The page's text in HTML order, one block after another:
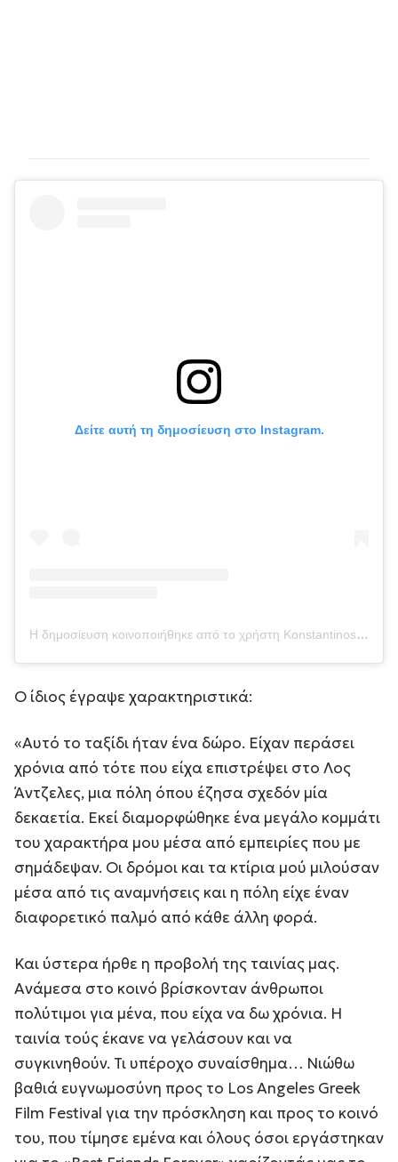
Δείτε αυτή τη δημοσίευση στο Instagram.
Η δημοσίευση κοινοποιήθηκε από το χρήστη Konstantinos Mousoulis (@konstantinos_mousoulis)
Ο ίδιος έγραψε χαρακτηριστικά:
«Αυτό το ταξίδι ήταν ένα δώρο. Είχαν περάσει
χρόνια από τότε που είχα επιστρέψει στο Λος
Άντζελες, μια πόλη όπου έζησα σχεδόν μία
δεκαετία. Εκεί διαμορφώθηκε ένα μεγάλο κομμάτι
του χαρακτήρα μου μέσα από εμπειρίες που με
σημάδεψαν. Οι δρόμοι και τα κτίρια μού μιλούσαν
μέσα από τις αναμνήσεις και η πόλη είχε έναν
διαφορετικό παλμό από κάθε άλλη φορά.
Και ύστερα ήρθε η προβολή της ταινίας μας.
Ανάμεσα στο κοινό βρίσκονταν άνθρωποι
πολύτιμοι για μένα, που είχα να δω χρόνια. Η
ταινία τούς έκανε να γελάσουν και να
συγκινηθούν. Τι υπέροχο συναίσθημα… Νιώθω
βαθιά ευγνωμοσύνη προς το Los Angeles Greek
Film Festival για την πρόσκληση και προς το κοινό
του, που τίμησε εμένα και όλους όσοι εργάστηκαν